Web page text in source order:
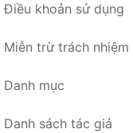
Điều khoản sử dụng
Miễn trừ trách nhiệm
Danh mục
Danh sách tác giả